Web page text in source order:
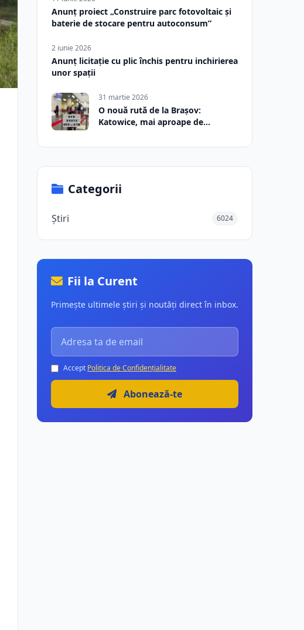
Anunț proiect „Construire parc fotovoltaic și
baterie de stocare pentru autoconsum”
2 iunie 2026
Anunț licitație cu plic închis pentru inchirierea
unor spații
31 martie 2026
O nouă rută de la Brașov:
Katowice, mai aproape de
Categorii
Știri 6024
Fii la Curent
Primește ultimele știri și noutăți direct în inbox.
Accept Politica de Confidențialitate
Abonează-te